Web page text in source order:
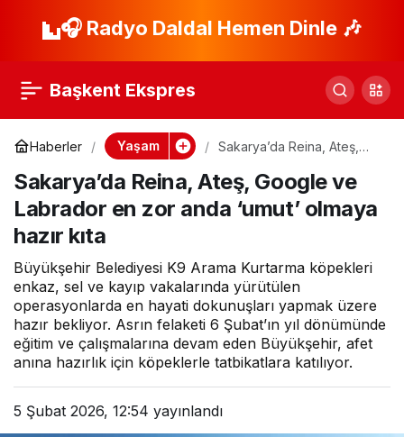
🎧 Radyo Daldal Hemen Dinle 🎶
Başkent Ekspres
Haberler Yaşam
Sakarya’da Reina, Ateş,
anda ‘umut’ olmaya hazır
kıta
Sakarya’da Reina, Ateş, Google ve
Labrador en zor anda ‘umut’ olmaya
hazır kıta
Büyükşehir Belediyesi K9 Arama Kurtarma köpekleri
enkaz, sel ve kayıp vakalarında yürütülen
operasyonlarda en hayati dokunuşları yapmak üzere
hazır bekliyor. Asrın felaketi 6 Şubat’ın yıl dönümünde
eğitim ve çalışmalarına devam eden Büyükşehir, afet
anına hazırlık için köpeklerle tatbikatlara katılıyor.
5 Şubat 2026, 12:54 yayınlandı
Denizli’de camilerde Paylaş